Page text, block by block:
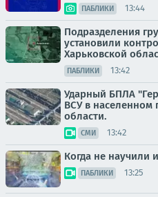
ПАБЛИКИ 13:44
Подразделения
установили
Харьковской
ПАБЛИКИ 13:42
Ударный БПЛА
ВСУ в населенном
области.
СМИ 13:42
Когда не научили
ПАБЛИКИ 13:25